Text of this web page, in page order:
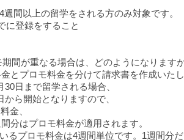
間以上の留学をされる方のみ対象です。
に登録をすること
間が重なる場合は、どのようになります
とプロモ料金を分けて請求書を作成いたし
日まで留学される場合、
ら開始となりますので、
金、
分はプロモ料金が適用されます。
いるプロモ料金は4週間単位です。1週間